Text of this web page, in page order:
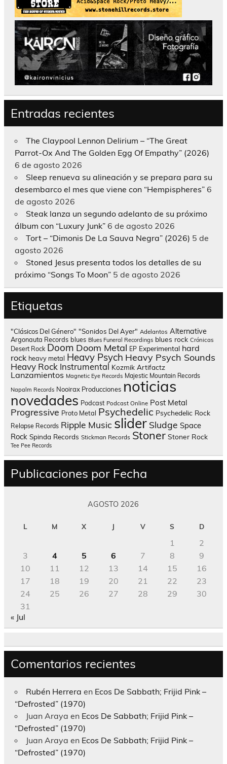
Entradas recientes
The Claypool Lennon Delirium – “The Great
Parrot-Ox And The Golden Egg Of Empathy” (2026)
6 de agosto 2026
Sleep renueva su alineación y se prepara para su
desembarco el mes que viene con “Hempispheres” 6
de agosto 2026
Steak lanza un segundo adelanto de su próximo
álbum con “Luxury Junk” 6 de agosto 2026
Tort – “Dimonis De La Sauva Negra” (2026) 5 de
agosto 2026
Stoned Jesus presenta todos los detalles de su
próximo “Songs To Moon” 5 de agosto 2026
Etiquetas
"Clásicos Del Género" "Sonidos Del Ayer" Adelantos Alternative
Argonauta Records blues Blues Funeral Recordings blues rock Crónicas
Desert Rock Doom Doom Metal EP Experimental hard
rock heavy metal Heavy Psych Heavy Psych Sounds
Heavy Rock Instrumental Kozmik Artifactz
Lanzamientos Magnetic Eye Records Majestic Mountain Records
Napalm Records Nooirax Producciones noticias
novedades Podcast Podcast Online Post Metal
Progressive Proto Metal Psychedelic Psychedelic Rock
Relapse Records Ripple Music slider Sludge Space
Rock Spinda Records Stickman Records Stoner Stoner Rock
Tee Pee Records
Publicaciones por Fecha
AGOSTO 2026
L M X J V S D
1
2
3
4 5 6 7 8
9
10
11 12 13 14 15
16
17
18 19 20 21 22
23
24
25 26 27 28 29
30
31
« Jul
Comentarios recientes
Rubén Herrera en Ecos De Sabbath; Frijid Pink –
“Defrosted” (1970)
Juan Araya en Ecos De Sabbath; Frijid Pink –
“Defrosted” (1970)
Juan Araya en Ecos De Sabbath; Frijid Pink –
“Defrosted” (1970)